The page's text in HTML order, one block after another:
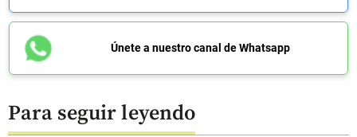
Únete a nuestro canal de Whatsapp
Para seguir leyendo